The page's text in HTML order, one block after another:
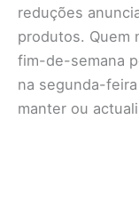
reduções
produtos. Quem
fim-de-semana
na segunda-
manter ou